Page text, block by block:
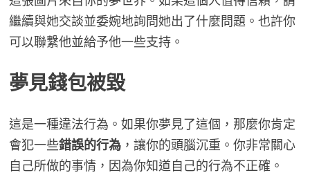
繼續與她交談並委婉地詢問她出了什麼問題。也許你
可以聯繫他並給予他一些支持。
夢見錢包被毀
這是一種違法行為。如果你夢見了這個，那麼你肯定
會犯一些錯誤的行為，讓你的頭腦沉重。你非常關心
自己所做的事情，因為你知道自己的行為不正確。